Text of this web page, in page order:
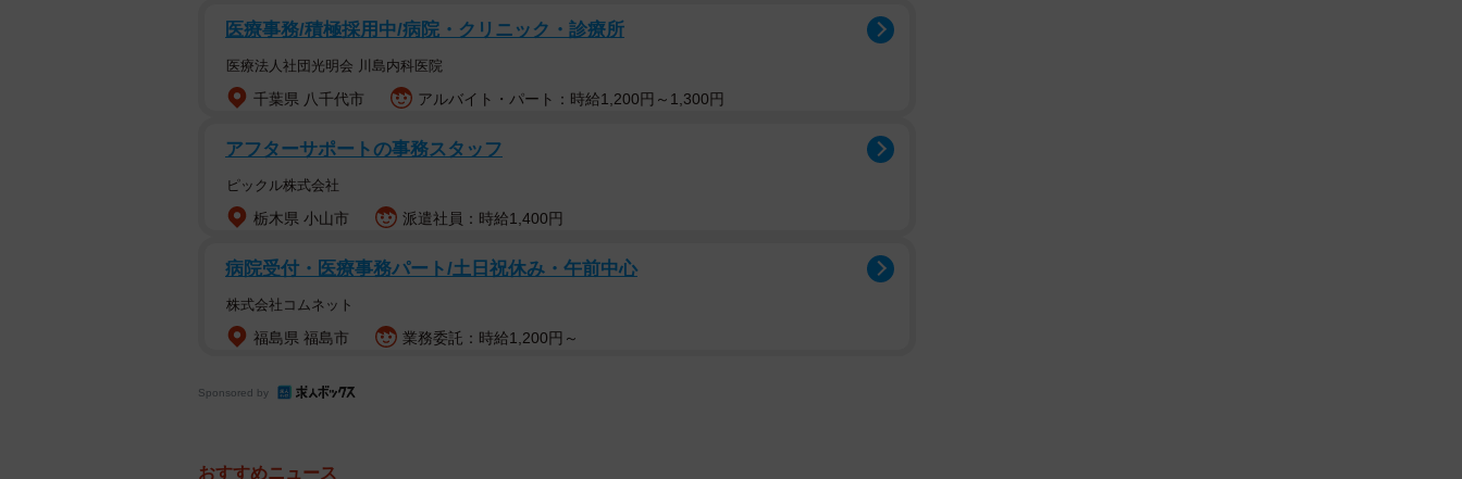
からハードルが相当高いとスタッフは感じていました。
かりんを連れてきた当日、抱っこすればガブッ。シャンプーすればガブッ。あまりのビビリ
な性格から、恐怖に耐えられずに「パニック噛み」をしてしまうのでした。
あんずとはまるで違う性格です。でも同団体のスタッフはこれでめげる人ではありません。
「愛護センターでは『否』のワンコだったけど、でも、私にとっては『否』じゃないよ。
そんな風に明るくかりんに接するスタッフは、かりんが家庭でも過ごすことができるよう、
できるだけ多くの時間を一緒に過ごすことにしました。
医療事務/積極採用中/病院・クリニック・診療所
医療法人社団光明会 川島内科医院
千葉県 八千代市 アルバイト・パート：時給1,200円～1,300円
アフターサポートの事務スタッフ
ピックル株式会社
栃木県 小山市 派遣社員：時給1,400円
病院受付・医療事務パート/土日祝休み・午前中心
株式会社コムネット
福島県 福島市 業務委託：時給1,200円～
Sponsored by
おすすめニュース